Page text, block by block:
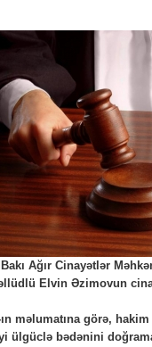
Ağır Cinayətlər
Elvin Əzimovun
ın məlumatına görə,
ülgüclə bədənini